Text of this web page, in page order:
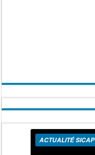
ACTUALITÉ SICAP